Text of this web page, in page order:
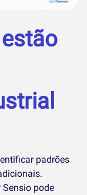
padrões
Sensio pode